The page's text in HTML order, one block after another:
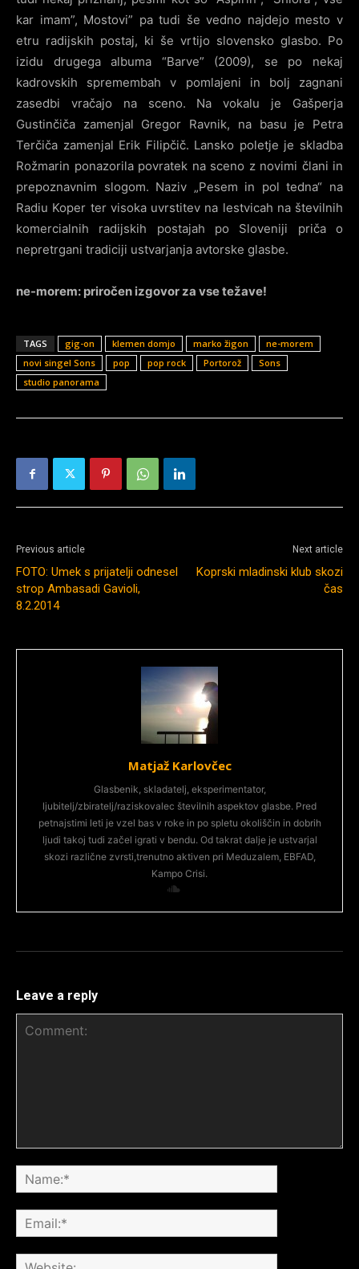
kar imam”, Mostovi” pa tudi še vedno najdejo mesto v
etru radijskih postaj, ki še vrtijo slovensko glasbo. Po
izidu drugega albuma “Barve” (2009), se po nekaj
kadrovskih spremembah v pomlajeni in bolj zagnani
zasedbi vračajo na sceno. Na vokalu je Gašperja
Gustinčiča zamenjal Gregor Ravnik, na basu je Petra
Terčiča zamenjal Erik Filipčič. Lansko poletje je skladba
Rožmarin ponazorila povratek na sceno z novimi člani in
prepoznavnim slogom. Naziv „Pesem in pol tedna“ na
Radiu Koper ter visoka uvrstitev na lestvicah na številnih
komercialnih radijskih postajah po Sloveniji priča o
nepretrgani tradiciji ustvarjanja avtorske glasbe.
ne-morem: priročen izgovor za vse težave!
TAGS gig-on klemen domjo marko žigon
ne-morem
novi singel Sons
pop pop rock Portorož
Sons
studio panorama
Previous article
FOTO: Umek s prijatelji odnesel
strop Ambasadi Gavioli,
8.2.2014
Next article
Koprski mladinski klub skozi
čas
Matjaž Karlovčec
Glasbenik, skladatelj, eksperimentator,
ljubitelj/zbiratelj/raziskovalec številnih aspektov glasbe. Pred
petnajstimi leti je vzel bas v roke in po spletu okoliščin in dobrih
ljudi takoj tudi začel igrati v bendu. Od takrat dalje je ustvarjal
skozi različne zvrsti,trenutno aktiven pri Meduzalem, EBFAD,
Kampo Crisi.
Leave a reply